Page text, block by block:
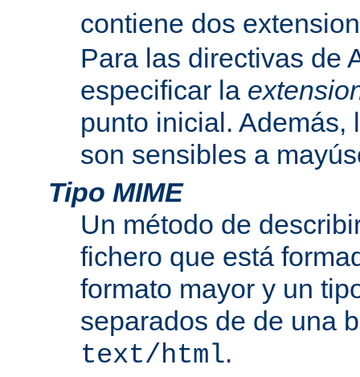
contiene dos
Para las directivas de
especificar la
punto inicial. Además,
son sensibles a
Tipo MIME
Un método de
fichero que está
formato mayor y un
separados de de una
text/html.